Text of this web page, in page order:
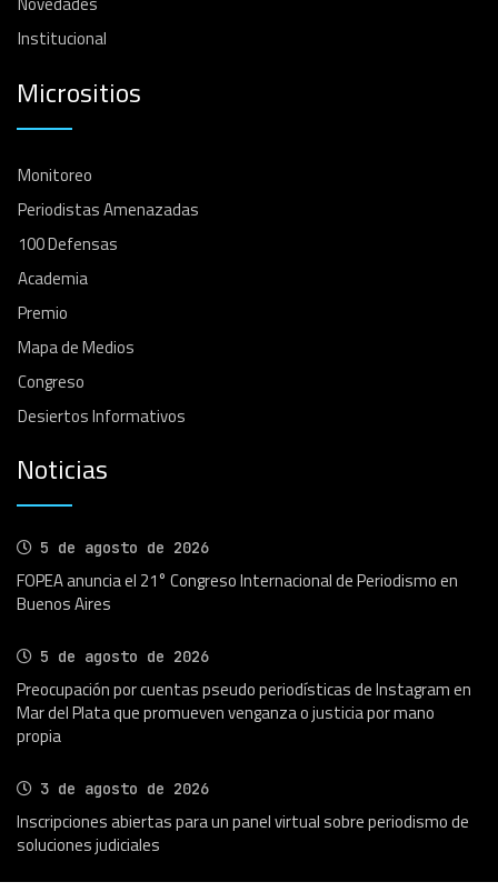
Institucional
Micrositios
Monitoreo
Periodistas Amenazadas
100 Defensas
Academia
Premio
Mapa de Medios
Congreso
Desiertos Informativos
Noticias
5 de agosto de 2026
FOPEA anuncia el 21° Congreso Internacional de Periodismo en
Buenos Aires
5 de agosto de 2026
Preocupación por cuentas pseudo periodísticas de Instagram en
Mar del Plata que promueven venganza o justicia por mano
propia
3 de agosto de 2026
Inscripciones abiertas para un panel virtual sobre periodismo de
soluciones judiciales